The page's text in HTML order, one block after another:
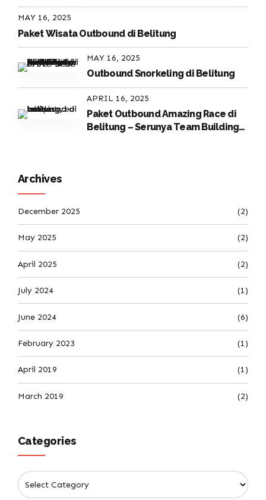
MAY 16, 2025
Paket Wisata Outbound di Belitung
MAY 16, 2025
Outbound Snorkeling di Belitung
APRIL 16, 2025
Paket Outbound Amazing Race di
Belitung – Serunya Team Building
Archives
December 2025 (2)
May 2025 (2)
April 2025 (2)
July 2024 (1)
June 2024 (6)
February 2023 (1)
April 2019 (1)
March 2019 (2)
Categories